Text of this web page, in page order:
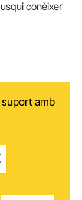
conèixer
amb